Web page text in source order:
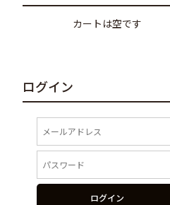
カートは空です
ログイン
ログイン